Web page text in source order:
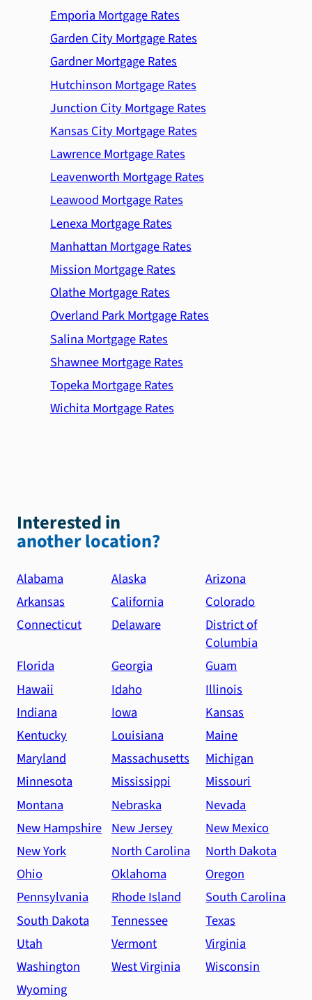
Emporia Mortgage Rates
Garden City Mortgage Rates
Gardner Mortgage Rates
Hutchinson Mortgage Rates
Junction City Mortgage Rates
Kansas City Mortgage Rates
Lawrence Mortgage Rates
Leavenworth Mortgage Rates
Leawood Mortgage Rates
Lenexa Mortgage Rates
Manhattan Mortgage Rates
Mission Mortgage Rates
Olathe Mortgage Rates
Overland Park Mortgage Rates
Salina Mortgage Rates
Shawnee Mortgage Rates
Topeka Mortgage Rates
Wichita Mortgage Rates
Interested in
another location?
Alabama Alaska
Arizona
Arkansas
California
Colorado
Connecticut
Delaware
District of
Columbia
Florida
Georgia
Guam
Hawaii
Idaho
Illinois
Indiana
Iowa
Kansas
Kentucky
Louisiana
Maine
Maryland
Massachusetts
Michigan
Minnesota
Mississippi
Missouri
Montana
Nebraska
Nevada
New Hampshire New Jersey
New Mexico
New York
North Carolina
North Dakota
Ohio
Oklahoma
Oregon
Pennsylvania
Rhode Island
South Carolina
South Dakota
Tennessee
Texas
Utah
Vermont
Virginia
Washington
West Virginia
Wisconsin
Wyoming